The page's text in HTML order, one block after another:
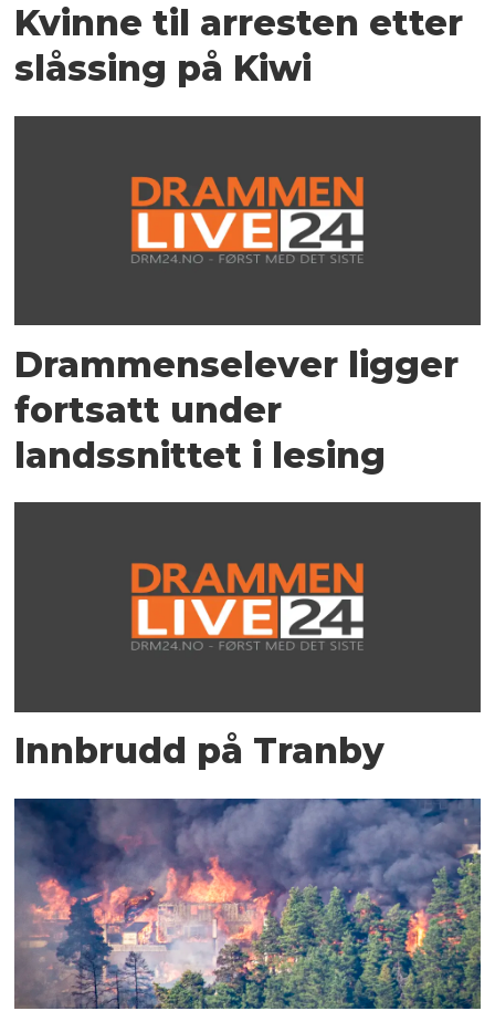
Kvinne til arresten etter
slåssing på Kiwi
Drammenselever ligger
fortsatt under
landssnittet i lesing
Innbrudd på Tranby